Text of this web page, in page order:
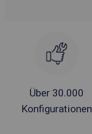
Über 30.000
Konfigurationen